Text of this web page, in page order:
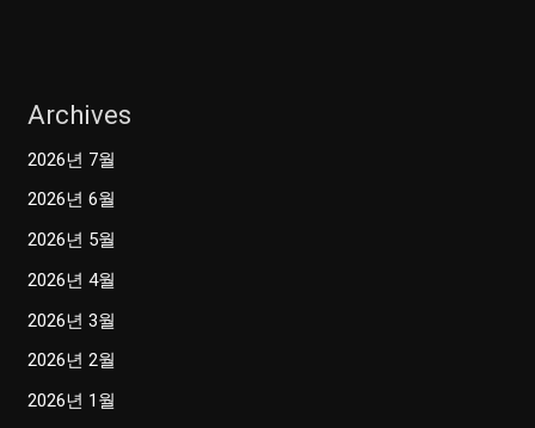
Archives
2026년 7월
2026년 6월
2026년 5월
2026년 4월
2026년 3월
2026년 2월
2026년 1월